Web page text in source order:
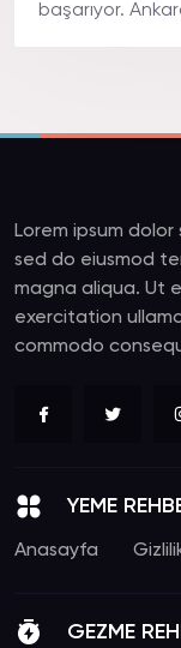
başarıyor.
Lorem ipsum
sed do eiusmod
magna aliqua. Ut
exercitation
commodo
YEME
Anasayfa
GEZME